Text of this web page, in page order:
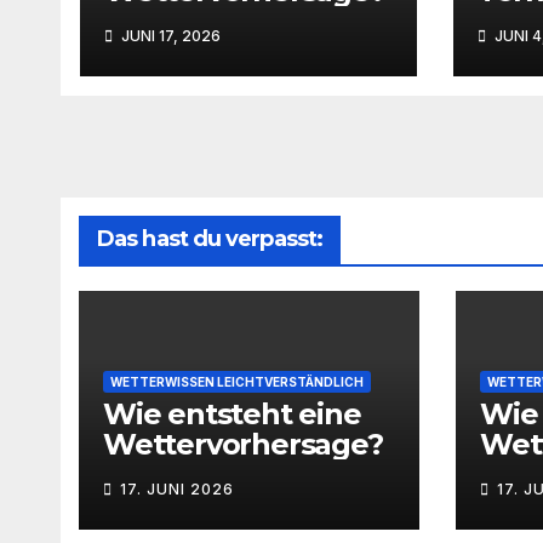
JUNI 17, 2026 JUNI
Das hast du verpasst:
WETTERWISSEN LEICHTVERSTÄNDLICH
Wie entsteht eine
Wettervorhersage?
17. JUNI 2026 17.